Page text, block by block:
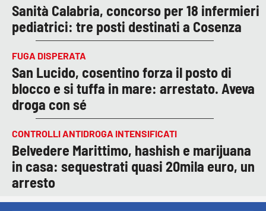
Sanità Calabria, concorso per 18 infermieri
pediatrici: tre posti destinati a Cosenza
FUGA DISPERATA
San Lucido, cosentino forza il posto di
blocco e si tuffa in mare: arrestato. Aveva
droga con sé
CONTROLLI ANTIDROGA INTENSIFICATI
Belvedere Marittimo, hashish e marijuana
in casa: sequestrati quasi 20mila euro, un
arresto